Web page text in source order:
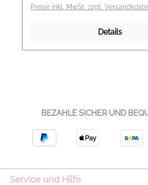
Preise inkl. MwSt. zzgl.
Details
BEZAHLE SICHER UND
Service und Hilfe